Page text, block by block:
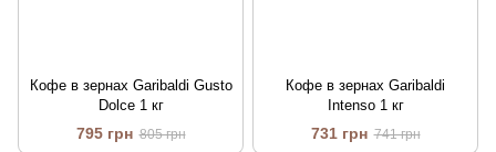
Кофе в зернах Garibaldi Gusto
Dolce 1 кг
795 грн 805 грн
Кофе в зернах Garibaldi
Intenso 1 кг
731 грн 741 грн